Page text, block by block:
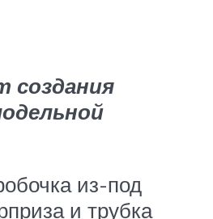
создания
из-под
и трубка